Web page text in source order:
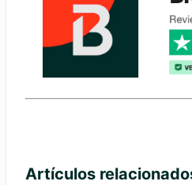
Artículos